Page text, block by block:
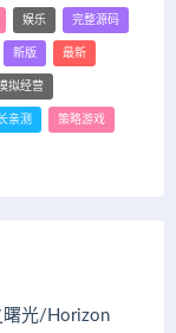
娱乐 完整源码
新版 最新
拟经营
亲测 策略游戏
曙光/Horizon